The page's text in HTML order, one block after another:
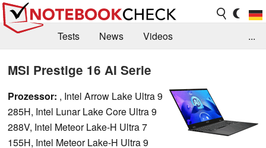
Tests News
Videos
Jobs
Forum
...
MSI Prestige 16 AI Serie
Prozessor: , Intel Arrow Lake Ultra 9
285H, Intel Lunar Lake Core Ultra 9
288V, Intel Meteor Lake-H Ultra 7
155H, Intel Meteor Lake-H Ultra 9